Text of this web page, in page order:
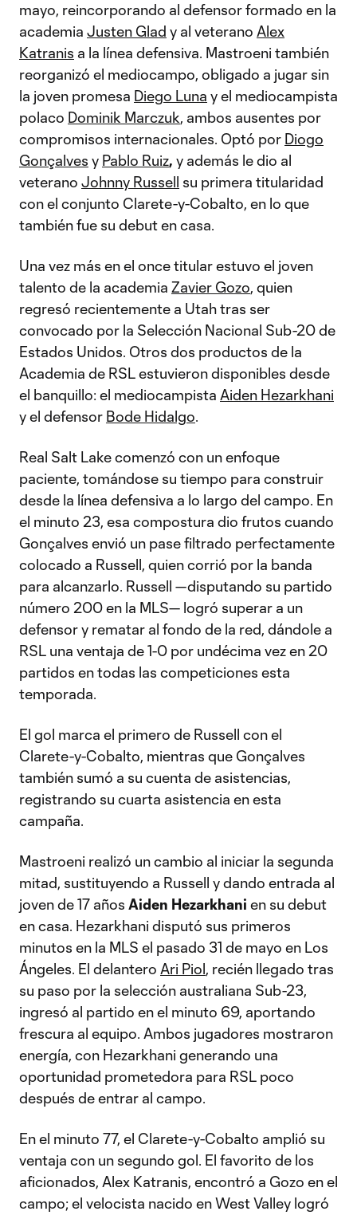
mayo, reincorporando al defensor formado en la
academia Justen Glad y al veterano Alex
Katranis a la línea defensiva. Mastroeni también
reorganizó el mediocampo, obligado a jugar sin
la joven promesa Diego Luna y el mediocampista
polaco Dominik Marczuk, ambos ausentes por
compromisos internacionales. Optó por Diogo
Gonçalves y Pablo Ruiz, y además le dio al
veterano Johnny Russell su primera titularidad
con el conjunto Clarete-y-Cobalto, en lo que
también fue su debut en casa.
Una vez más en el once titular estuvo el joven
talento de la academia Zavier Gozo, quien
regresó recientemente a Utah tras ser
convocado por la Selección Nacional Sub-20 de
Estados Unidos. Otros dos productos de la
Academia de RSL estuvieron disponibles desde
el banquillo: el mediocampista Aiden Hezarkhani
y el defensor Bode Hidalgo.
Real Salt Lake comenzó con un enfoque
paciente, tomándose su tiempo para construir
desde la línea defensiva a lo largo del campo. En
el minuto 23, esa compostura dio frutos cuando
Gonçalves envió un pase filtrado perfectamente
colocado a Russell, quien corrió por la banda
para alcanzarlo. Russell —disputando su partido
número 200 en la MLS— logró superar a un
defensor y rematar al fondo de la red, dándole a
RSL una ventaja de 1-0 por undécima vez en 20
partidos en todas las competiciones esta
temporada.
El gol marca el primero de Russell con el
Clarete-y-Cobalto, mientras que Gonçalves
también sumó a su cuenta de asistencias,
registrando su cuarta asistencia en esta
campaña.
Mastroeni realizó un cambio al iniciar la segunda
mitad, sustituyendo a Russell y dando entrada al
joven de 17 años Aiden Hezarkhani en su debut
en casa. Hezarkhani disputó sus primeros
minutos en la MLS el pasado 31 de mayo en Los
Ángeles. El delantero Ari Piol, recién llegado tras
su paso por la selección australiana Sub-23,
ingresó al partido en el minuto 69, aportando
frescura al equipo. Ambos jugadores mostraron
energía, con Hezarkhani generando una
oportunidad prometedora para RSL poco
después de entrar al campo.
En el minuto 77, el Clarete-y-Cobalto amplió su
ventaja con un segundo gol. El favorito de los
aficionados, Alex Katranis, encontró a Gozo en el
campo; el velocista nacido en West Valley logró